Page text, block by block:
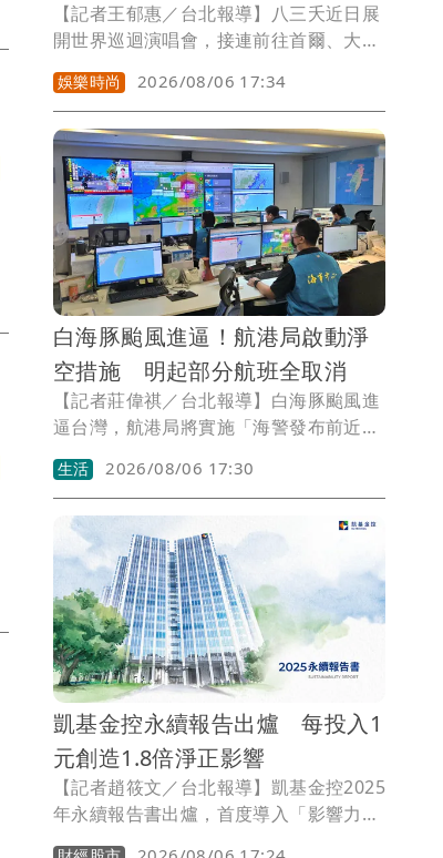
【記者王郁惠／台北報導】八三夭近日展
開世界巡迴演唱會，接連前往首爾、大
阪、東京開唱，其中不少日本歌迷因2019
年夯劇《想見你》主題曲《想見你想見你
想見你》認識他們，歷經7年終於等到演
唱會，現場大合唱讓團員相當感動。大
阪、東京兩場演出僅相隔21小時，結束大
阪場後隨即搭乘新幹線趕往東京，團員笑
說：「真是一場鐵人大考驗！」
娛樂時尚 2026/08/06 17:34
白海豚颱風進逼！航港局啟動淨
空措施 明起部分航班全取消
【記者莊偉祺／台北報導】白海豚颱風進
逼台灣，航港局將實施「海警發布前近岸
12浬海域淨空措施」，籲請警戒區內船舶
及早駛離近岸12浬海域警戒區避風。同
時，受外圍環流影響，今起已有部分航班
停航，明起更有航線全取消的狀況。
生活 2026/08/06 17:30
凱基金控永續報告出爐 每投入1
元創造1.8倍淨正影響
【記者趙筱文／台北報導】凱基金控2025
年永續報告書出爐，首度導入「影響力評
價（IMV）」管理機制，將金融業較抽象